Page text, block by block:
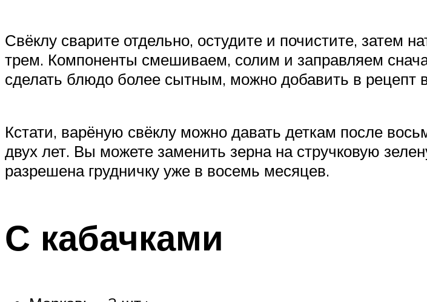
Свёклу сварите отдельно, остудите и почистите, затем
трем. Компоненты смешиваем, солим и заправляем
сделать блюдо более сытным, можно добавить в рецепт
Кстати, варёную свёклу можно давать деткам после
двух лет. Вы можете заменить зерна на стручковую
разрешена грудничку уже в восемь месяцев.
С кабачками